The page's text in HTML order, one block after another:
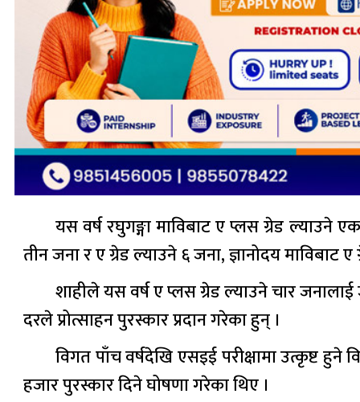
यस वर्ष रघुगङ्गा माविबाट ए प्लस ग्रेड ल्याउने
तीन जना र ए ग्रेड ल्याउने ६ जना, ज्ञानोदय माविबाट
शाहीले यस वर्ष ए प्लस ग्रेड ल्याउने चार
दरले प्रोत्साहन पुरस्कार प्रदान गरेका हुन् ।
विगत पाँच वर्षदेखि एसइई परीक्षामा उत्कृष्ट
हजार पुरस्कार दिने घोषणा गरेका थिए ।